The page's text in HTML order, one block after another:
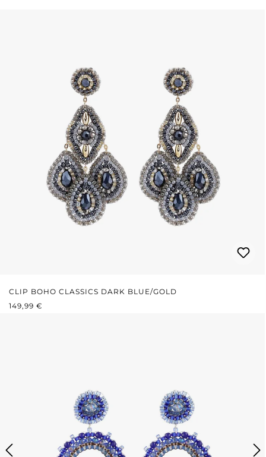
CLIP BOHO CLASSICS DARK BLUE/GOLD
REGULÄRER PREIS:
149,99 €